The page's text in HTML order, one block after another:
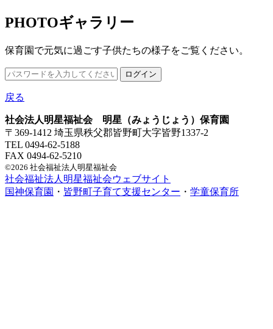
PHOTOギャラリー
保育園で元気に過ごす子供たちの様子をご覧ください。
戻る
社会法人明星福祉会 明星（みょうじょう）保育園
〒369-1412 埼玉県秩父郡皆野町大字皆野1337-2
TEL 0494-62-5188
FAX 0494-62-5210
©2026 社会福祉法人明星福祉会
社会福祉法人明星福祉会ウェブサイト
国神保育園 ・ 皆野町子育て支援センター ・ 学童保育所